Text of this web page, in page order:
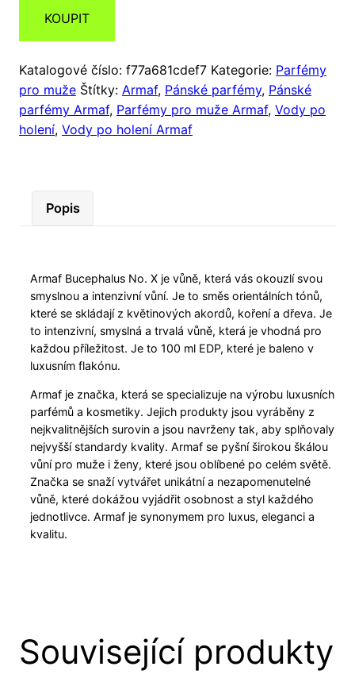
KOUPIT
Katalogové číslo: f77a681cdef7 Kategorie: Parfémy
pro muže Štítky: Armaf, Pánské parfémy, Pánské
parfémy Armaf, Parfémy pro muže Armaf, Vody po
holení, Vody po holení Armaf
Popis
Armaf Bucephalus No. X je vůně, která vás okouzlí svou
smyslnou a intenzivní vůní. Je to směs orientálních tónů,
které se skládají z květinových akordů, koření a dřeva. Je
to intenzivní, smyslná a trvalá vůně, která je vhodná pro
každou příležitost. Je to 100 ml EDP, které je baleno v
luxusním flakónu.
Armaf je značka, která se specializuje na výrobu luxusních
parfémů a kosmetiky. Jejich produkty jsou vyráběny z
nejkvalitnějších surovin a jsou navrženy tak, aby splňovaly
nejvyšší standardy kvality. Armaf se pyšní širokou škálou
vůní pro muže i ženy, které jsou oblíbené po celém světě.
Značka se snaží vytvářet unikátní a nezapomenutelné
vůně, které dokážou vyjádřit osobnost a styl každého
jednotlivce. Armaf je synonymem pro luxus, eleganci a
kvalitu.
Související produkty